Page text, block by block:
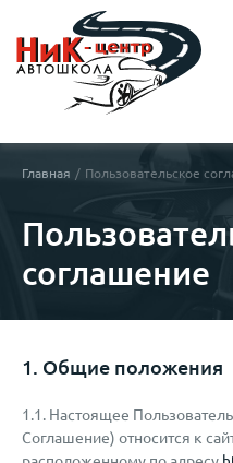
Главная Пользовательское
соглашение
1. Общие положения
1.1. Настоящее
Соглашение) относится к